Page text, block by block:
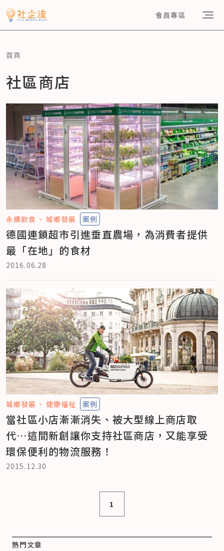
會員專區
首頁
社區商店
永續飲食 城鄉發展 案例
德國連鎖超市引進垂直農場，為消費者提供
最「在地」的食材
2016.06.28
城鄉發展 健康福祉 案例
當社區小店漸漸消失、被大型線上商店取
代…這間新創讓你支持社區商店，又能享受
環保便利的物流服務！
2015.12.30
1
熱門文章